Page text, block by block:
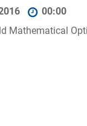
00:00
Mathematical